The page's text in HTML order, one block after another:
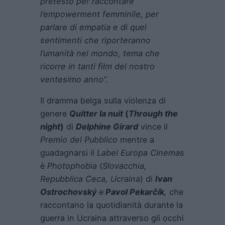
l’empowerment femminile, per
parlare di empatia e di quei
sentimenti che riporteranno
l’umanità nel mondo, tema che
ricorre in tanti film del nostro
ventesimo anno”.
Il dramma belga sulla violenza di
genere Quitter la nuit (Through the
night) di Delphine Girardvince il
Premio del Pubblico mentre a
guadagnarsi il Label Europa Cinemas
è Photophobia (Slovacchia,
Repubblica Ceca, Ucraina) di Ivan
Ostrochovský e Pavol Pekarčík, che
raccontano la quotidianità durante la
guerra in Ucraina attraverso gli occhi